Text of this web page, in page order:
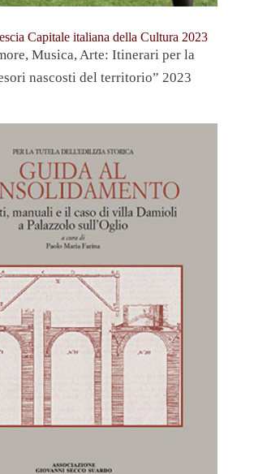
Capitale italiana della Cultura 2023
Musica, Arte: Itinerari per la
nascosti del territorio” 2023